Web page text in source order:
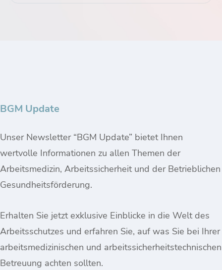
BGM Update
Unser Newsletter “BGM Update” bietet Ihnen
wertvolle Informationen zu allen Themen der
Arbeitsmedizin, Arbeitssicherheit und der Betrieblichen
Gesundheitsförderung.
Erhalten Sie jetzt exklusive Einblicke in die Welt des
Arbeitsschutzes und erfahren Sie, auf was Sie bei Ihrer
arbeitsmedizinischen und arbeitssicherheitstechnischen
Betreuung achten sollten.